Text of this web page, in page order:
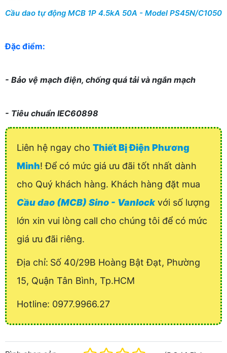
Cầu dao tự động MCB 1P 4.5kA 50A - Model PS45N/C1050
Đặc điểm:
- Bảo vệ mạch điện, chống quá tải và ngắn mạch
- Tiêu chuẩn IEC60898
Liên hệ ngay cho Thiết Bị Điện Phương
Minh! Để có mức giá ưu đãi tốt nhất dành
cho Quý khách hàng. Khách hàng đặt mua
Cầu dao (MCB) Sino - Vanlockvới số lượng
lớn xin vui lòng call cho chúng tôi để có mức
giá ưu đãi riêng.
Địa chỉ: Số 40/29B Hoàng Bật Đạt, Phường
15, Quận Tân Bình, Tp.HCM
Hotline: 0977.9966.27